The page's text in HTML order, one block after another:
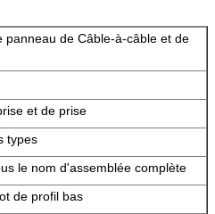
panneau de Câble-à-câble et de
et de prise
types
le nom d'assemblée complète
de profil bas